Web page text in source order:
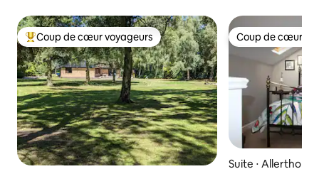
Coups de cœur voyageurs les plus appréciés
Coup de cœur voyageurs Coup de cœur
Coup de cœur
Suite ⋅ Allerthorpe